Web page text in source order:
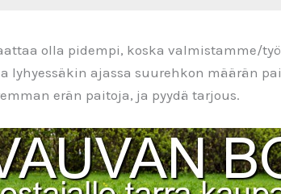
olla pidempi, koska valmistamme/
ajassa suurehkon määrän
erän paitoja, ja pyydä tarjous.